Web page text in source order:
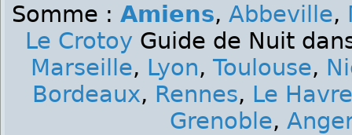
Somme : Amiens, Abbeville,
Le Crotoy Guide de Nuit
Marseille, Lyon, Toulouse,
Bordeaux, Rennes, Le Havre
Grenoble,